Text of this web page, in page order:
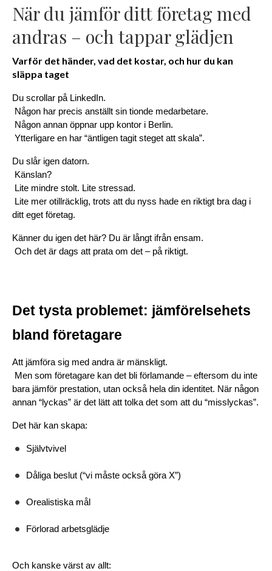
När du jämför ditt företag med
andras – och tappar glädjen
Varför det händer, vad det kostar, och hur du kan
släppa taget
Du scrollar på LinkedIn.
Någon har precis anställt sin tionde medarbetare.
Någon annan öppnar upp kontor i Berlin.
Ytterligare en har “äntligen tagit steget att skala”.
Du slår igen datorn.
Känslan?
Lite mindre stolt. Lite stressad.
Lite mer otillräcklig, trots att du nyss hade en riktigt bra dag i
ditt eget företag.
Känner du igen det här? Du är långt ifrån ensam.
Och det är dags att prata om det – på riktigt.
Det tysta problemet: jämförelsehets
bland företagare
Att jämföra sig med andra är mänskligt.
Men som företagare kan det bli förlamande – eftersom du inte
bara jämför prestation, utan också hela din identitet. När någon
annan “lyckas” är det lätt att tolka det som att du “misslyckas”.
Det här kan skapa:
Självtvivel
Dåliga beslut (“vi måste också göra X”)
Orealistiska mål
Förlorad arbetsglädje
Och kanske värst av allt: